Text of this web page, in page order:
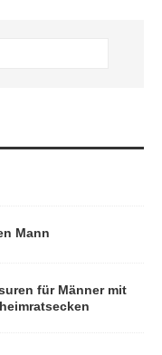
Mann
für Männer mit